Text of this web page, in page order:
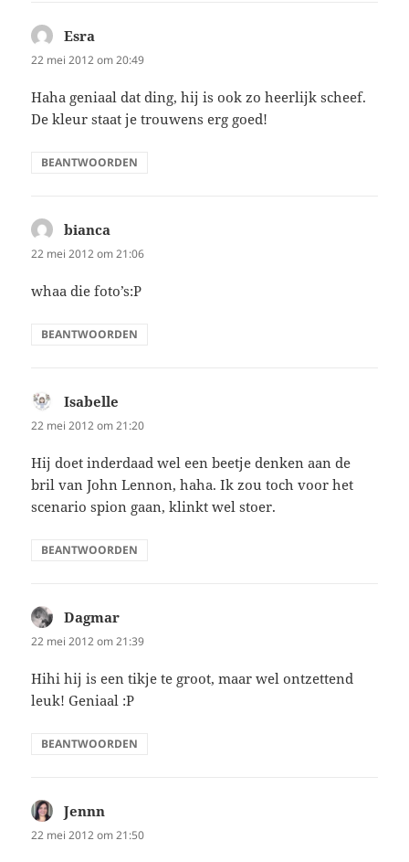
Esra
22 mei 2012 om 20:49
Haha geniaal dat ding, hij is ook zo heerlijk scheef.
De kleur staat je trouwens erg goed!
BEANTWOORDEN
bianca
22 mei 2012 om 21:06
whaa die foto’s:P
BEANTWOORDEN
Isabelle
22 mei 2012 om 21:20
Hij doet inderdaad wel een beetje denken aan de
bril van John Lennon, haha. Ik zou toch voor het
scenario spion gaan, klinkt wel stoer.
BEANTWOORDEN
Dagmar
22 mei 2012 om 21:39
Hihi hij is een tikje te groot, maar wel ontzettend
leuk! Geniaal :P
BEANTWOORDEN
Jennn
22 mei 2012 om 21:50